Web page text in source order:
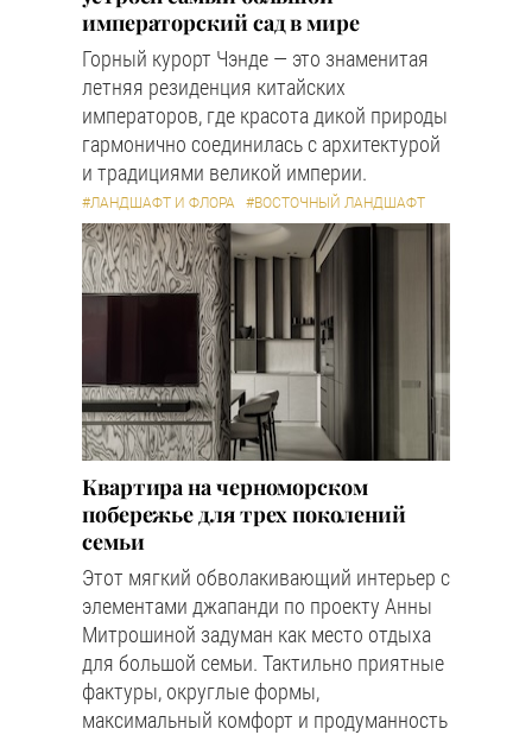
императорский сад в мире
Горный курорт Чэнде — это знаменитая
летняя резиденция китайских
императоров, где красота дикой природы
гармонично соединилась с архитектурой
и традициями великой империи.
#ЛАНДШАФТ И ФЛОРА #ВОСТОЧНЫЙ ЛАНДШАФТ
Квартира на черноморском
побережье для трех поколений
семьи
Этот мягкий обволакивающий интерьер с
элементами джапанди по проекту Анны
Митрошиной задуман как место отдыха
для большой семьи. Тактильно приятные
фактуры, округлые формы,
максимальный комфорт и продуманность